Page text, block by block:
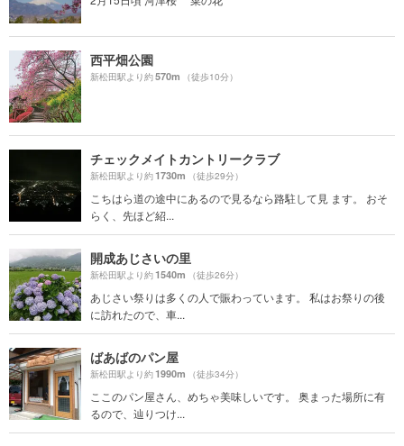
西平畑公園
新松田駅より約570m （徒歩10分）
チェックメイトカントリークラブ
新松田駅より約1730m （徒歩29分）
こちはら道の途中にあるので見るなら路駐して見 ます。 おそ
らく、先ほど紹...
開成あじさいの里
新松田駅より約1540m （徒歩26分）
あじさい祭りは多くの人で賑わっています。 私はお祭りの後
に訪れたので、車...
ばあばのパン屋
新松田駅より約1990m （徒歩34分）
ここのパン屋さん、めちゃ美味しいです。 奥まった場所に有
るので、辿りつけ...